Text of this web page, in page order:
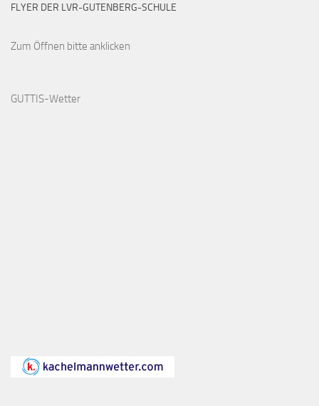
FLYER DER LVR-GUTENBERG-SCHULE
Zum Öffnen bitte anklicken
GUTTIS-Wetter